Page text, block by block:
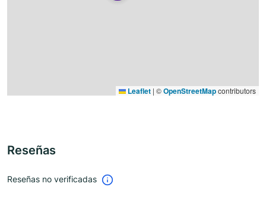
Leaflet | ©OpenStreetMapcontributors
Reseñas
Reseñas no verificadas